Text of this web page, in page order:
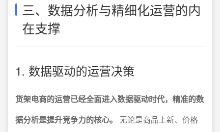
三、数据分析与精细化运营的内
在支撑
1. 数据驱动的运营决策
货架电商的运营已经全面进入数据驱动时代，精准的数
据分析是提升竞争力的核心。
无论是商品上新、价格